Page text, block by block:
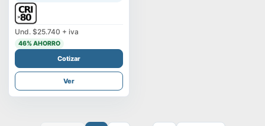
Und. $25.740 + iva
46% AHORRO
Cotizar
Ver